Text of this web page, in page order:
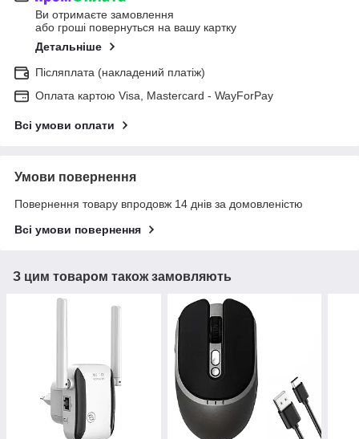
Ви отримаєте замовлення
або гроші повернуться на вашу картку
Детальніше
Післяплата (накладений платіж)
Оплата картою Visa, Mastercard - WayForPay
Всі умови оплати
Умови повернення
Повернення товару впродовж 14 днів за домовленістю
Всі умови повернення
З цим товаром також замовляють